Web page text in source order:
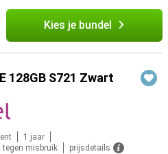
Kies je bundel
128GB S721 Zwart
1 jaar
tegen misbruik
prijsdetails